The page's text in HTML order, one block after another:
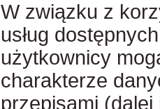
W związku z
usług
użytkownicy
charakterze
przepisami (dalej